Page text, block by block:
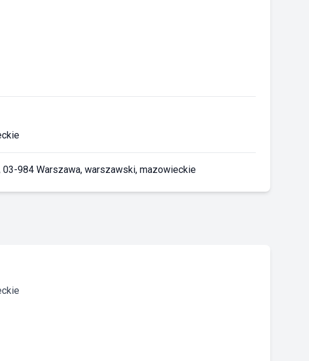
03-984 Warszawa, warszawski, mazowieckie